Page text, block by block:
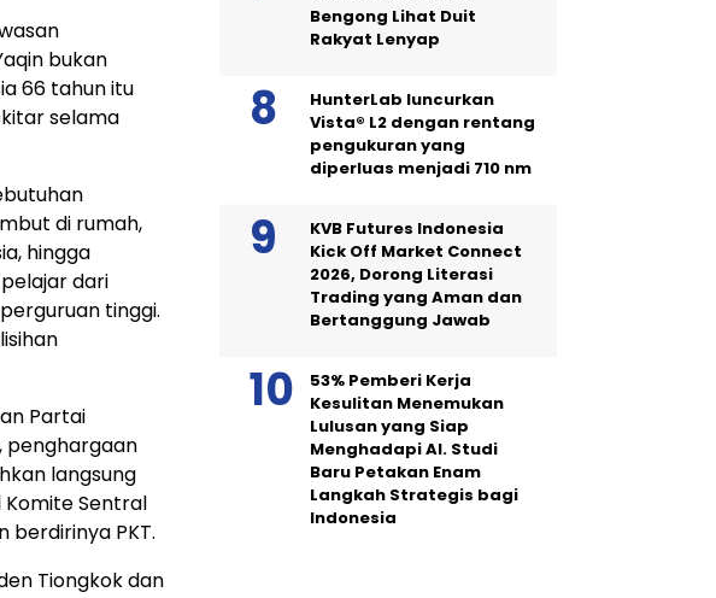
bukan
66 tahun itu
selama
di rumah,
hingga
dari
tinggi.
Partai
penghargaan
langsung
Komite Sentral
berdirinya PKT.
Tiongkok dan
Bengong Lihat Duit
Rakyat Lenyap
HunterLab luncurkan
Vista® L2 dengan rentang
pengukuran yang
diperluas menjadi 710 nm
KVB Futures Indonesia
Kick Off Market Connect
2026, Dorong Literasi
Trading yang Aman dan
Bertanggung Jawab
53% Pemberi Kerja
Kesulitan Menemukan
Lulusan yang Siap
Menghadapi AI. Studi
Baru Petakan Enam
Langkah Strategis bagi
Indonesia